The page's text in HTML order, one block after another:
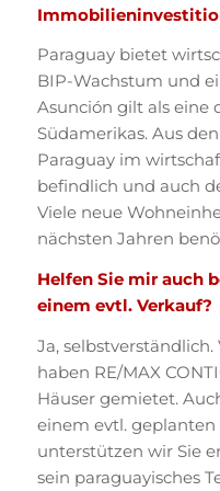
Paraguay bietet
BIP-Wachstum und
Asunción gilt als eine
Südamerikas. Aus
Paraguay im
befindlich und auch
Viele neue
nächsten Jahren
Helfen Sie mir auch
einem evtl. Verkauf?
Ja,
haben RE/MAX
Häuser gemietet.
einem evtl.
unterstützen wir Sie
sein paraguayisches